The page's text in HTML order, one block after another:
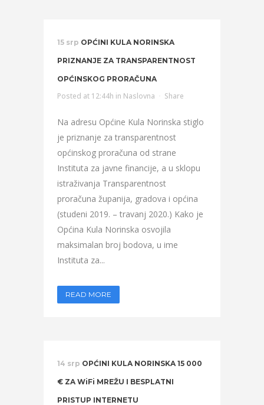
15 srp OPĆINI KULA NORINSKA
PRIZNANJE ZA TRANSPARENTNOST
OPĆINSKOG PRORAČUNA
Posted at 12:44h in Naslovna Share
Na adresu Općine Kula Norinska stiglo
je priznanje za transparentnost
općinskog proračuna od strane
Instituta za javne financije, a u sklopu
istraživanja Transparentnost
proračuna županija, gradova i općina
(studeni 2019. – travanj 2020.) Kako je
Općina Kula Norinska osvojila
maksimalan broj bodova, u ime
Instituta za...
READ MORE
14 srp OPĆINI KULA NORINSKA 15 000
€ ZA WiFi MREŽU I BESPLATNI
PRISTUP INTERNETU